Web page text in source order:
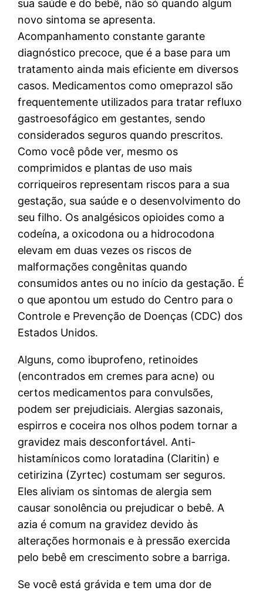
sua saúde e do bebê, não só quando algum
novo sintoma se apresenta.
Acompanhamento constante garante
diagnóstico precoce, que é a base para um
tratamento ainda mais eficiente em diversos
casos. Medicamentos como omeprazol são
frequentemente utilizados para tratar refluxo
gastroesofágico em gestantes, sendo
considerados seguros quando prescritos.
Como você pôde ver, mesmo os
comprimidos e plantas de uso mais
corriqueiros representam riscos para a sua
gestação, sua saúde e o desenvolvimento do
seu filho. Os analgésicos opioides como a
codeína, a oxicodona ou a hidrocodona
elevam em duas vezes os riscos de
malformações congênitas quando
consumidos antes ou no início da gestação. É
o que apontou um estudo do Centro para o
Controle e Prevenção de Doenças (CDC) dos
Estados Unidos.
Alguns, como ibuprofeno, retinoides
(encontrados em cremes para acne) ou
certos medicamentos para convulsões,
podem ser prejudiciais. Alergias sazonais,
espirros e coceira nos olhos podem tornar a
gravidez mais desconfortável. Anti-
histamínicos como loratadina (Claritin) e
cetirizina (Zyrtec) costumam ser seguros.
Eles aliviam os sintomas de alergia sem
causar sonolência ou prejudicar o bebê. A
azia é comum na gravidez devido às
alterações hormonais e à pressão exercida
pelo bebê em crescimento sobre a barriga.
Se você está grávida e tem uma dor de